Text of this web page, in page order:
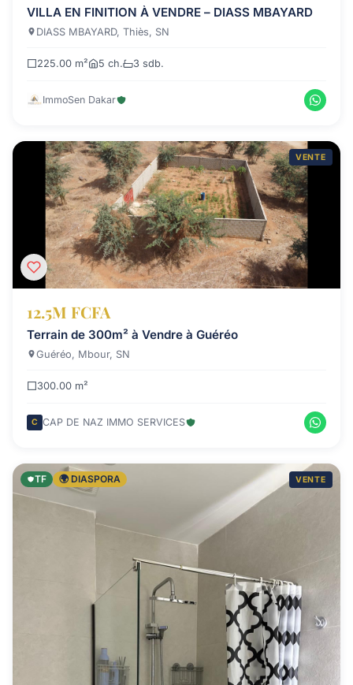
VILLA EN FINITION À VENDRE – DIASS MBAYARD
DIASS MBAYARD, Thiès, SN
225.00 m² 5 ch. 3 sdb.
ImmoSen Dakar
VENTE
12.5M FCFA
Terrain de 300m² à Vendre à Guéréo
Guéréo, Mbour, SN
300.00 m²
C CAP DE NAZ IMMO SERVICES
TF 🌍 DIASPORA VENTE